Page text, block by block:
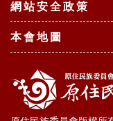
網站安全政策
本會地圖